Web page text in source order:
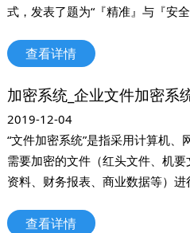
式，发表了题为“『精准』与『安全
查看详情
2019-12-04
“文件加密系统”是指采用计算机
需要加密的文件（红头文件、机
资料、财务报表、商业数据等）
查看详情